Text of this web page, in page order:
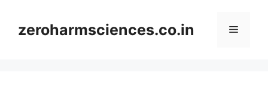
contentzeroharmsciences.co.in Menu